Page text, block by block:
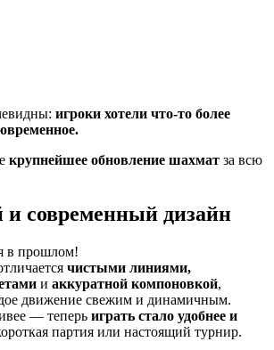
игроки хотели что-то более
крупнейшее обновление шахмат за всю
и современный дизайн
в прошлом!
чистыми линиями,
и аккуратной компоновкой,
движение свежим и динамичным.
— теперь играть стало удобнее и
партия или настоящий турнир.